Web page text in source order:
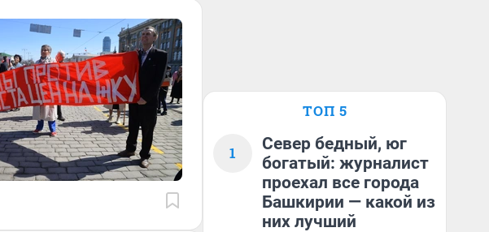
ТОП 5
1
Север бедный, юг
богатый: журналист
проехал все города
Башкирии — какой из
них лучший